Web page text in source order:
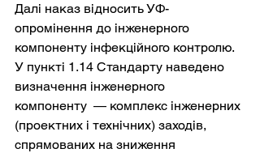
Далі наказ відносить УФ-
опромінення до інженерного
компоненту інфекційного контролю.
У пункті 1.14 Стандарту наведено
визначення інженерного
компоненту  — комплекс інженерних
(проектних і технічних) заходів,
спрямованих на зниження